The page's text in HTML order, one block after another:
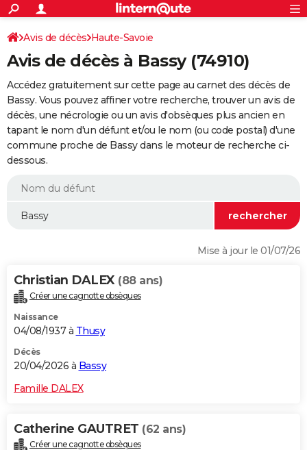
ACTUALITÉS
Politique
Société
Faits Divers
Education
Monde
Villes
+
SPORT
Coupe du monde 2026
Football
Tennis
Cyclisme
Rugby
Forum
Programme TV
TNT
Streaming
Cinéma
Sorties cinéma
Musique
+
FINANCE
Retraite
Epargne
Immobilier
Risques naturels par ville
Assurance
AUTO
Essais
Réserver un essai
Citadines
Berlines
SUV
Forum auto
+
HIGH-TECH
BRICOLAGE
WEEK-END
Alimentation
Guide de la santé
Maladies
Médicaments
Sommeil
VOYAGE
Destinations
City break
Voyage nature
Voyage de noces
Forum
Climat
+PHOTO
GUIDES D'ACHAT
Carte de Noël
Carte Bonne année
Carte Saint-Valentin
Carte Pâques
Carte d'anniversaire
DICTIONNAIRE
S'inscrire
Connexion
Avis de décès Haute-Savoie
Avis de décès à Bassy (74910)
Accédez gratuitement sur cette page au carnet des décès de
Bassy. Vous pouvez affiner votre recherche, trouver un avis de
décès, une nécrologie ou un avis d'obsèques plus ancien en
tapant le nom d'un défunt et/ou le nom (ou code postal) d'une
commune proche de Bassy dans le moteur de recherche ci-
dessous.
Mise à jour le 01/07/26
Christian DALEX (88 ans)
Créer une cagnotte obsèques
Naissance
04/08/1937 à Thusy
Décès
20/04/2026 à Bassy
Famille DALEX
Catherine GAUTRET (62 ans)
Créer une cagnotte obsèques